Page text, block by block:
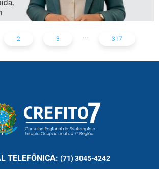
2 3 ... 317
TELEFÔNICA: (71) 3045-4242